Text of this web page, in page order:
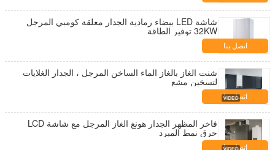
شاشة LED بيضاء رمادية الجدار معلقة كومبي المرجل
32KW توفير الطاقة
اتصل بنا
شنت الغاز بالغاز الماء الساخن المرجل ، الجدار الغلايات
لتسخين مشع
اتصل بنا
فاخر المظهر الجدار هونغ الغاز المرجل مع شاشة LCD
حرق نمط المبرد
اتصل بنا